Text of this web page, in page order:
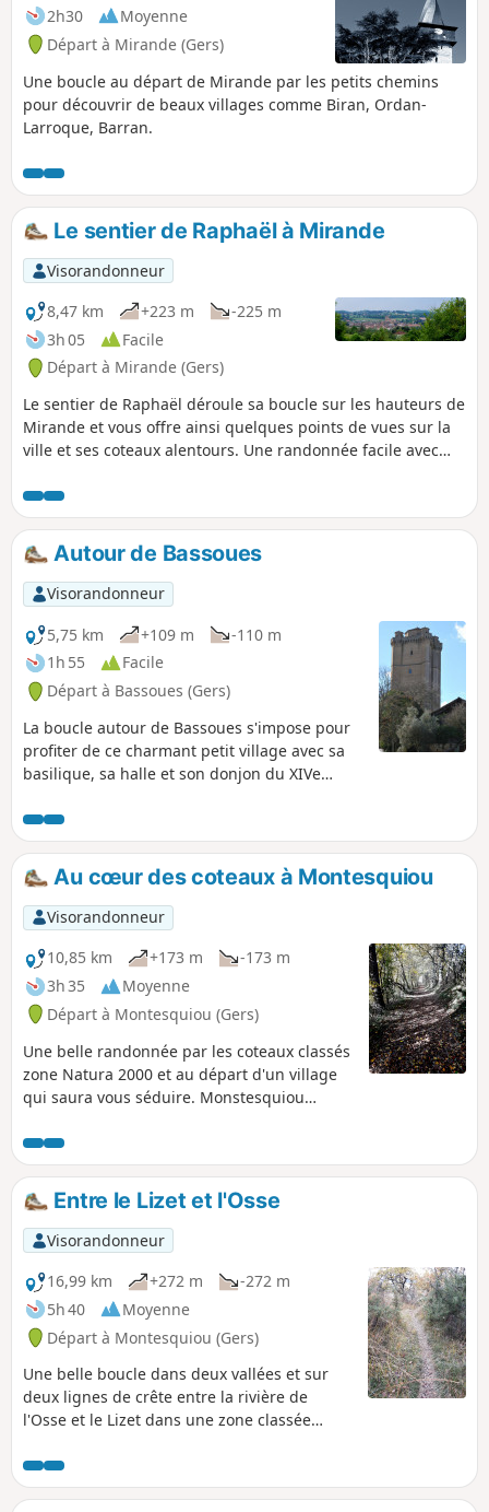
2h30
Moyenne
Départ à Mirande (Gers)
Une boucle au départ de Mirande par les petits chemins
pour découvrir de beaux villages comme Biran, Ordan-
Larroque, Barran.
Le sentier de Raphaël à Mirande
Visorandonneur
8,47 km
+223 m
-225 m
3h 05
Facile
Départ à Mirande (Gers)
Le sentier de Raphaël déroule sa boucle sur les hauteurs de
Mirande et vous offre ainsi quelques points de vues sur la
ville et ses coteaux alentours. Une randonnée facile avec
circuit relativement ombragé, très agréable à parcourir
durant la période estivale.
Autour de Bassoues
Visorandonneur
5,75 km
+109 m
-110 m
1h 55
Facile
Départ à Bassoues (Gers)
La boucle autour de Bassoues s'impose pour
profiter de ce charmant petit village avec sa
basilique, sa halle et son donjon du XIVe
de Saint-Fris situé en contrebas du village, en
vous offrant au départ un beau panorama sur
le lac et le village.
Au cœur des coteaux à Montesquiou
Visorandonneur
10,85 km
+173 m
-173 m
3h 35
Moyenne
Départ à Montesquiou (Gers)
Une belle randonnée par les coteaux classés
zone Natura 2000 et au départ d'un village
qui saura vous séduire. Monstesquiou
Entre le Lizet et l'Osse
Visorandonneur
16,99 km
+272 m
-272 m
5h 40
Moyenne
Départ à Montesquiou (Gers)
Une belle boucle dans deux vallées et sur
deux lignes de crête entre la rivière de
l'Osse et le Lizet dans une zone classée